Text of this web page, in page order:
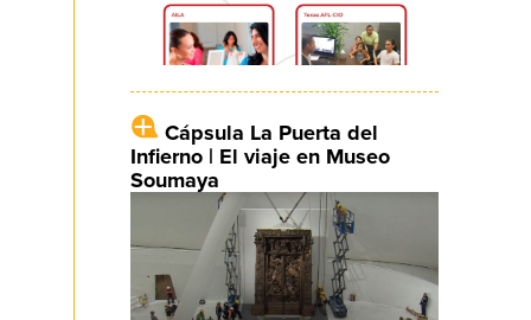
Cápsula La Puerta del
Infierno | El viaje en Museo
Soumaya